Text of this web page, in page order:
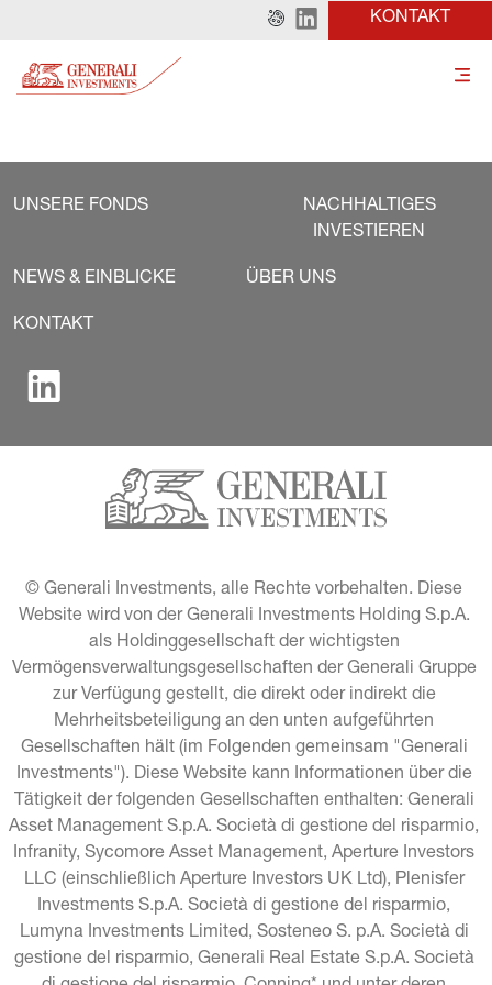
KONTAKT
UNSERE FONDS
NACHHALTIGES
INVESTIEREN
NEWS & EINBLICKE ÜBER UNS
KONTAKT
© Generali Investments, alle Rechte vorbehalten. Diese
Website wird von der Generali Investments Holding S.p.A.
als Holdinggesellschaft der wichtigsten
Vermögensverwaltungsgesellschaften der Generali Gruppe
zur Verfügung gestellt, die direkt oder indirekt die
Mehrheitsbeteiligung an den unten aufgeführten
Gesellschaften hält (im Folgenden gemeinsam "Generali
Investments"). Diese Website kann Informationen über die
Tätigkeit der folgenden Gesellschaften enthalten: Generali
Asset Management S.p.A. Società di gestione del risparmio,
Infranity, Sycomore Asset Management, Aperture Investors
LLC (einschließlich Aperture Investors UK Ltd), Plenisfer
Investments S.p.A. Società di gestione del risparmio,
Lumyna Investments Limited, Sosteneo S. p.A. Società di
gestione del risparmio, Generali Real Estate S.p.A. Società